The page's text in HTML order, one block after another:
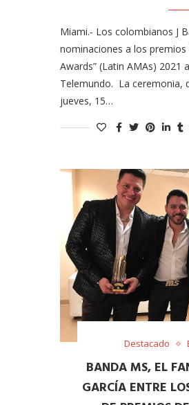
Miami.- Los colombianos J
nominaciones a los premios
Awards” (Latin AMAs) 2021
Telemundo. La ceremonia,
jueves, 15…
Destacado
BANDA MS, EL
GARCÍA ENTRE